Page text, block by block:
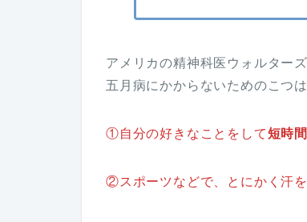
アメリカの精神科医ウォルター
五月病にかからないためのこつは
①自分の好きなことをして短時
②スポーツなどで、とにかく汗を